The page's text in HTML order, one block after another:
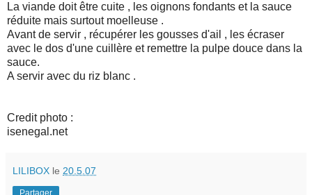
La viande doit être cuite , les oignons fondants et la sauce
réduite mais surtout moelleuse .
Avant de servir , récupérer les gousses d'ail , les écraser
avec le dos d'une cuillère et remettre la pulpe douce dans la
sauce.
A servir avec du riz blanc .
Credit photo :
isenegal.net
LILIBOX le 20.5.07